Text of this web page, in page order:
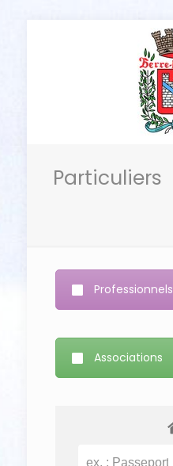
Particuliers
Professionnels
Associations